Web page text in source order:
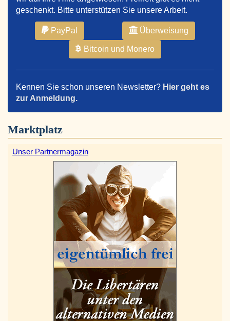
geschenkt. Bitte unterstützen Sie unsere Arbeit.
PayPal Überweisung
Bitcoin und Monero
Kennen Sie schon unseren Newsletter? Hier geht es
zur Anmeldung.
Marktplatz
Unser Partnermagazin